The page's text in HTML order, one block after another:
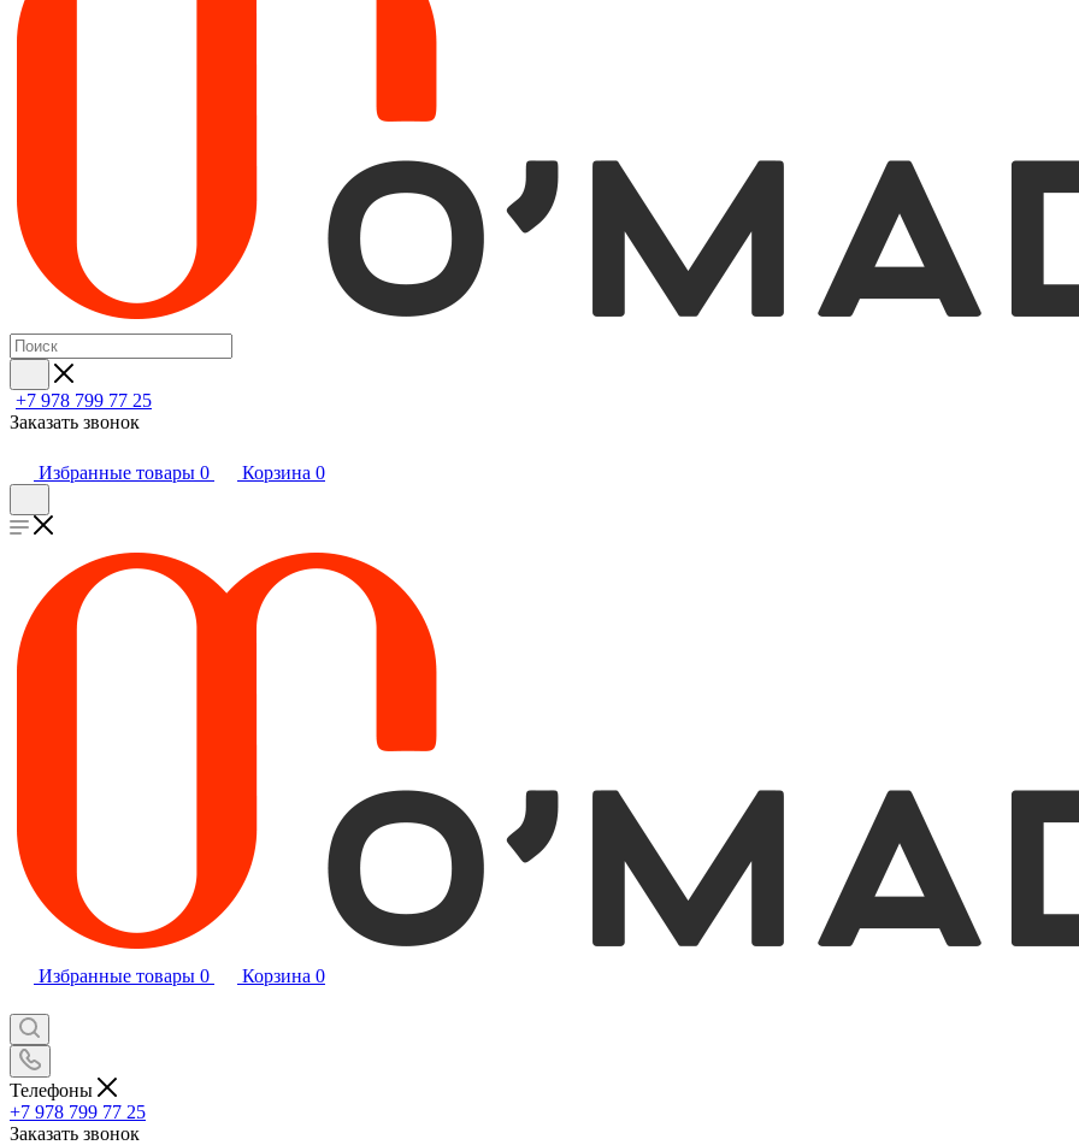
+7 978 799 77 25
Заказать звонок
Избранные товары 0 Корзина 0
Избранные товары 0 Корзина 0
Телефоны
+7 978 799 77 25
Заказать звонок